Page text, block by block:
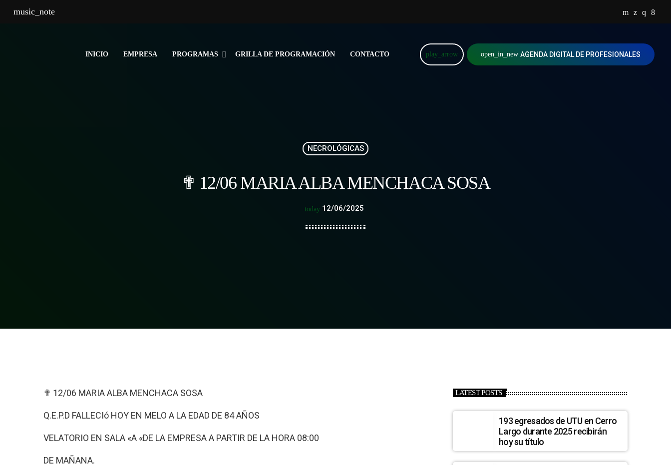
music_note
INICIO EMPRESA PROGRAMAS GRILLA DE PROGRAMACIÓN CONTACTO play_arrow open_in_new AGENDA DIGITAL DE PROFESIONALES
NECROLÓGICAS
✟ 12/06 MARIA ALBA MENCHACA SOSA
today 12/06/2025
✟ 12/06 MARIA ALBA MENCHACA SOSA
Q.E.P.D FALLECIó HOY EN MELO A LA EDAD DE 84 AÑOS
VELATORIO EN SALA «A «DE LA EMPRESA A PARTIR DE LA HORA 08:00
DE MAÑANA.
LATEST POSTS
193 egresados de UTU en Cerro
Largo durante 2025 recibirán
hoy su título